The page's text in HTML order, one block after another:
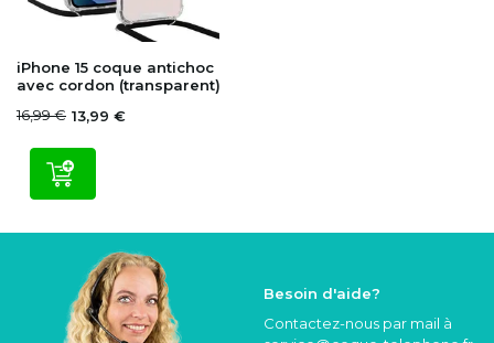
iPhone 15 coque antichoc
avec cordon (transparent)
16,99 € 13,99 €
Besoin d'aide?
Contactez-nous par mail à